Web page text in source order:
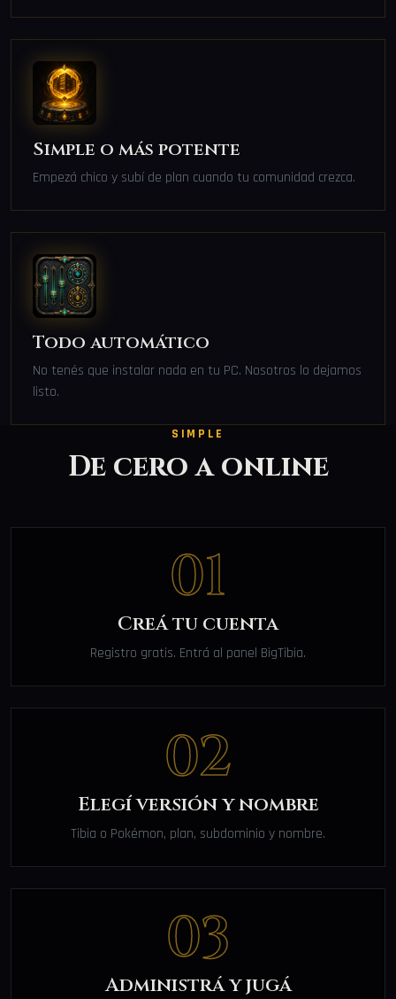
Simple o más potente
Empezá chico y subí de plan cuando tu comunidad crezca.
Todo automático
No tenés que instalar nada en tu PC. Nosotros lo dejamos
listo.
SIMPLE
De cero a online
01
Creá tu cuenta
Registro gratis. Entrá al panel BigTibia.
02
Elegí versión y nombre
Tibia o Pokémon, plan, subdominio y nombre.
03
Administrá y jugá